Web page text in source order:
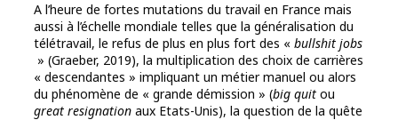
A l’heure de fortes mutations du travail en France mais
aussi à l’échelle mondiale telles que la généralisation du
télétravail, le refus de plus en plus fort des « bullshit jobs
» (Graeber, 2019), la multiplication des choix de carrières
« descendantes » impliquant un métier manuel ou alors
du phénomène de « grande démission » (big quit ou
great resignation aux Etats-Unis), la question de la quête